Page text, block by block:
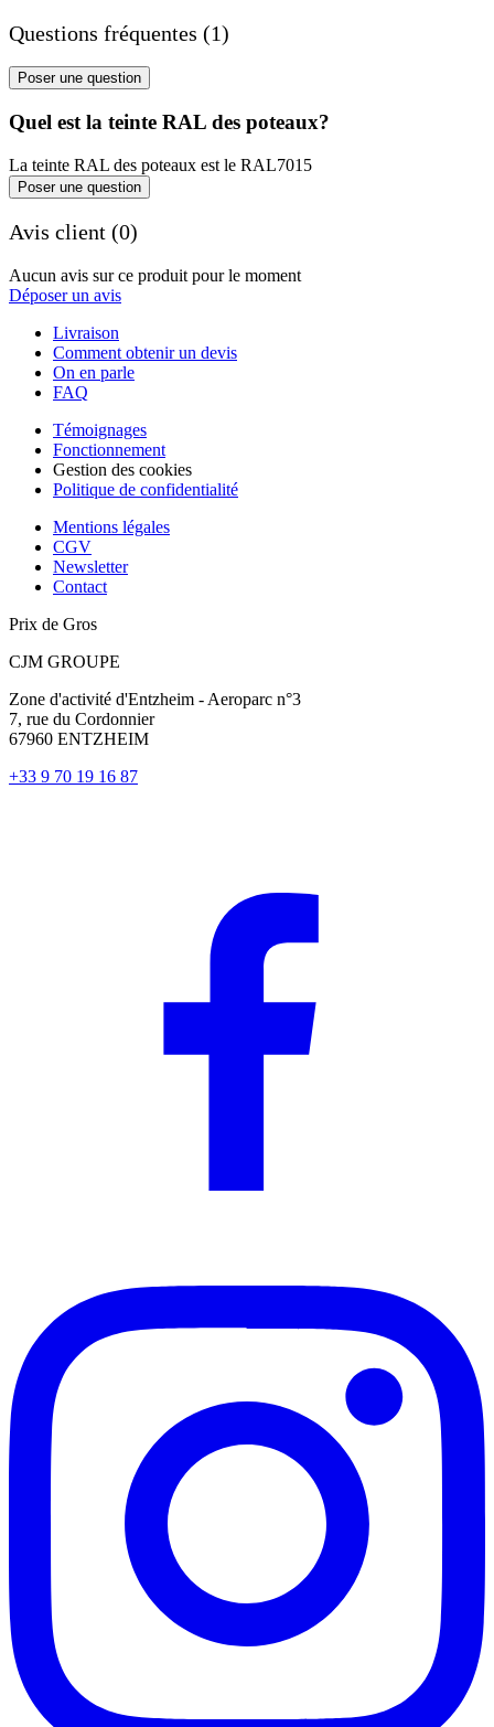
Questions fréquentes (1)
Poser une question
Quel est la teinte RAL des poteaux?
La teinte RAL des poteaux est le RAL7015
Poser une question
Avis client (0)
Aucun avis sur ce produit pour le moment
Déposer un avis
Livraison
Comment obtenir un devis
On en parle
FAQ
Témoignages
Fonctionnement
Gestion des cookies
Politique de confidentialité
Mentions légales
CGV
Newsletter
Contact
Prix de Gros
CJM GROUPE
Zone d'activité d'Entzheim - Aeroparc n°3
7, rue du Cordonnier
67960 ENTZHEIM
+33 9 70 19 16 87